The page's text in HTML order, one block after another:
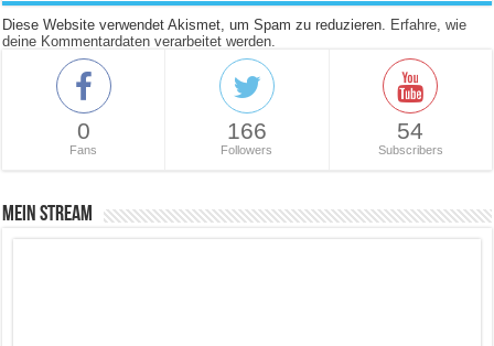
Diese Website verwendet Akismet, um Spam zu reduzieren. Erfahre, wie
deine Kommentardaten verarbeitet werden.
0
Fans
166
Followers
54
Subscribers
Mein Stream